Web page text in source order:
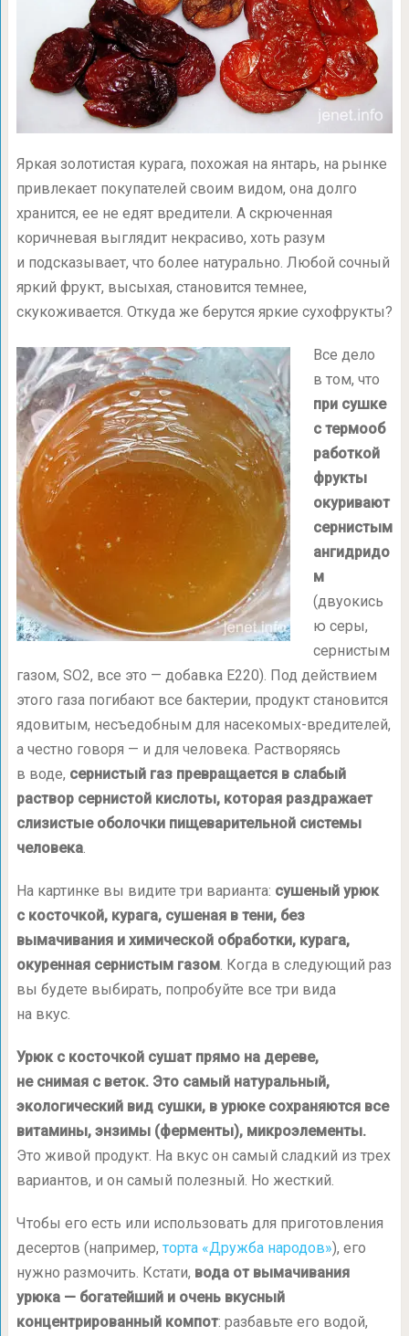
Яркая золотистая курага, похожая на янтарь, на рынке
привлекает покупателей своим видом, она долго
хранится, ее не едят вредители. А скрюченная
коричневая выглядит некрасиво, хоть разум
и подсказывает, что более натурально. Любой сочный
яркий фрукт, высыхая, становится темнее,
скукоживается. Откуда же берутся яркие сухофрукты?
Все дело
в том, что
при сушке
с термооб
работкой
фрукты
окуривают
сернистым
ангидридо
м
(двуокись
ю серы,
сернистым
газом, SO2, все это — добавка Е220). Под действием
этого газа погибают все бактерии, продукт становится
ядовитым, несъедобным для насекомых-вредителей,
а честно говоря — и для человека. Растворяясь
в воде, сернистый газ превращается в слабый
раствор сернистой кислоты, которая раздражает
слизистые оболочки пищеварительной системы
человека.
На картинке вы видите три варианта: сушеный урюк
с косточкой, курага, сушеная в тени, без
вымачивания и химической обработки, курага,
окуренная сернистым газом. Когда в следующий раз
вы будете выбирать, попробуйте все три вида
на вкус.
Урюк с косточкой сушат прямо на дереве,
не снимая с веток. Это самый натуральный,
экологический вид сушки, в урюке сохраняются все
витамины, энзимы (ферменты), микроэлементы.
Это живой продукт. На вкус он самый сладкий из трех
вариантов, и он самый полезный. Но жесткий.
Чтобы его есть или использовать для приготовления
десертов (например, торта «Дружба народов»), его
нужно размочить. Кстати, вода от вымачивания
урюка — богатейший и очень вкусный
концентрированный компот: разбавьте его водой,